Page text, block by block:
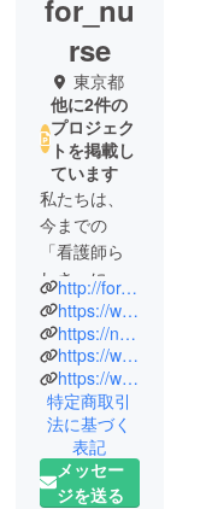
for_nu
rse
東京都
他に2件の
プロジェク
トを掲載し
ています
私たちは、
今までの
「看護師ら
しさ」に
とらわれ
ず、自分ら
しさを大切
にすること
で
ナースライ
フがもっと
自由で面白
http://for-nurse.com/
https://www.facebook.com/groups/Nurselifebalance/
https://nurselab.net/home
https://www.youtube.com/channel/UCt9NjeJxwsobBUWDHUJXo2A
https://www.instagram.com/nurse.life.balance/
特定商取引
法に基づく
表記
メッセー
ジを送る